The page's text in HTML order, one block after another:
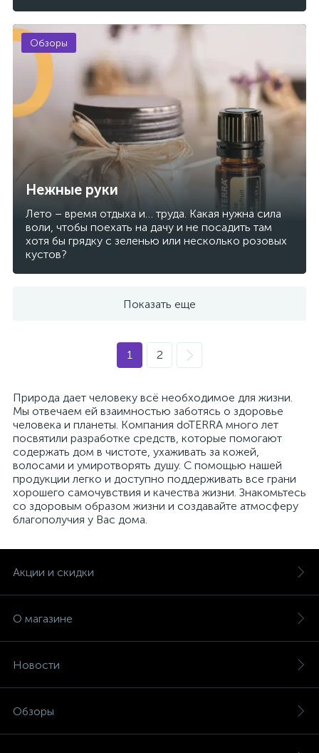
Нежные руки
Лето – время отдыха и… труда. Какая нужна сила
воли, чтобы поехать на дачу и не посадить там
хотя бы грядку с зеленью или несколько розовых
кустов?
Обзоры
Показать еще
1 2
Природа дает человеку всё необходимое для жизни.
Мы отвечаем ей взаимностью заботясь о здоровье
человека и планеты. Компания doTERRA много лет
посвятили разработке средств, которые помогают
содержать дом в чистоте, ухаживать за кожей,
волосами и умиротворять душу. С помощью нашей
продукции легко и доступно поддерживать все грани
хорошего самочувствия и качества жизни. Знакомьтесь
со здоровым образом жизни и создавайте атмосферу
благополучия у Вас дома.
Акции и скидки
О магазине
Новости
Обзоры